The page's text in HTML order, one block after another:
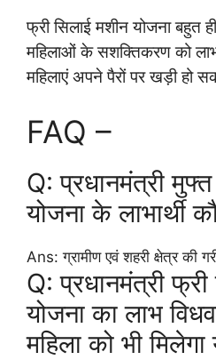
फ्री सिलाई मशीन योजना बहुत
महिलाओं के सशक्तिकरण को लाभ
महिलाएं अपने पैरों पर खड़ी हो
FAQ –
Q: प्रधानमंत्री
योजना के लाभार्थी
Ans: ग्रामीण एवं शहरी क्षेत्र की
Q: प्रधानमंत्री
योजना का लाभ
महिला को भी मिलेगा